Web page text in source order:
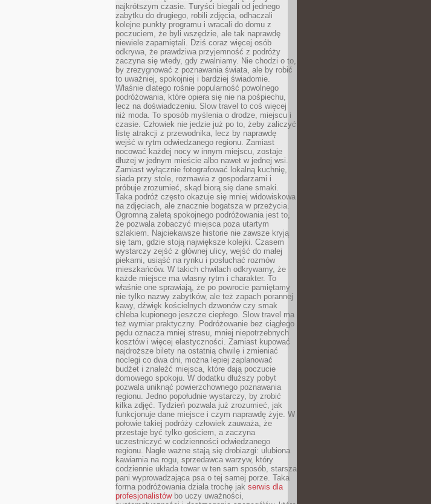
najkrótszym czasie. Turyści biegali od jednego
zabytku do drugiego, robili zdjęcia, odhaczali
kolejne punkty programu i wracali do domu z
poczuciem, że byli wszędzie, ale tak naprawdę
niewiele zapamiętali. Dziś coraz więcej osób
odkrywa, że prawdziwa przyjemność z podróży
zaczyna się wtedy, gdy zwalniamy. Nie chodzi o to,
by zrezygnować z poznawania świata, ale by robić
to uważniej, spokojniej i bardziej świadomie.
Właśnie dlatego rośnie popularność powolnego
podróżowania, które opiera się nie na pośpiechu,
lecz na doświadczeniu. Slow travel to coś więcej
niż moda. To sposób myślenia o drodze, miejscu i
czasie. Człowiek nie jedzie już po to, żeby zaliczyć
listę atrakcji z przewodnika, lecz by naprawdę
wejść w rytm odwiedzanego regionu. Zamiast
nocować każdej nocy w innym miejscu, zostaje
dłużej w jednym mieście albo nawet w jednej wsi.
Zamiast wyłącznie fotografować lokalną kuchnię,
siada przy stole, rozmawia z gospodarzami i
próbuje zrozumieć, skąd biorą się dane smaki.
Taka podróż często okazuje się mniej widowiskowa
na zdjęciach, ale znacznie bogatsza w przeżycia.
Ogromną zaletą spokojnego podróżowania jest to,
że pozwala zobaczyć miejsca poza utartym
szlakiem. Najciekawsze historie nie zawsze kryją
się tam, gdzie stoją największe kolejki. Czasem
wystarczy zejść z głównej ulicy, wejść do małej
piekarni, usiąść na rynku i posłuchać rozmów
mieszkańców. W takich chwilach odkrywamy, że
każde miejsce ma własny rytm i charakter. To
właśnie one sprawiają, że po powrocie pamiętamy
nie tylko nazwy zabytków, ale też zapach porannej
kawy, dźwięk kościelnych dzwonów czy smak
chleba kupionego jeszcze ciepłego. Slow travel ma
też wymiar praktyczny. Podróżowanie bez ciągłego
pędu oznacza mniej stresu, mniej niepotrzebnych
kosztów i więcej elastyczności. Zamiast kupować
najdroższe bilety na ostatnią chwilę i zmieniać
noclegi co dwa dni, można lepiej zaplanować
budżet i znaleźć miejsca, które dają poczucie
domowego spokoju. W dodatku dłuższy pobyt
pozwala uniknąć powierzchownego poznawania
regionu. Jedno popołudnie wystarczy, by zrobić
kilka zdjęć. Tydzień pozwala już zrozumieć, jak
funkcjonuje dane miejsce i czym naprawdę żyje. W
połowie takiej podróży człowiek zauważa, że
przestaje być tylko gościem, a zaczyna
uczestniczyć w codzienności odwiedzanego
regionu. Nagle ważne stają się drobiazgi: ulubiona
kawiarnia na rogu, sprzedawca warzyw, który
codziennie układa towar w ten sam sposób, starsza
pani wyprowadzająca psa o tej samej porze. Taka
forma podróżowania działa trochę jak serwis dla
profesjonalistówbo uczy uważności,